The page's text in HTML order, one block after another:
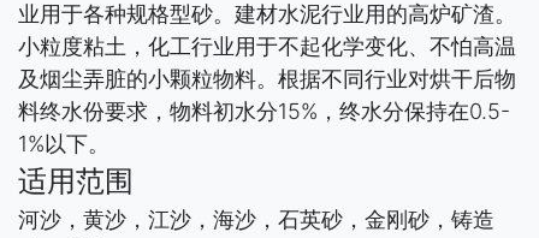
业用于各种规格型砂。建材水泥行业用的高炉矿渣。
小粒度粘土，化工行业用于不起化学变化、不怕高温
及烟尘弄脏的小颗粒物料。根据不同行业对烘干后物
料终水份要求，物料初水分15%，终水分保持在0.5-
1%以下。
适用范围
河沙，黄沙，江沙，海沙，石英砂，金刚砂，铸造